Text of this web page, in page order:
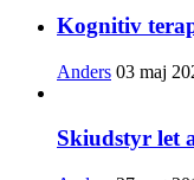
Kognitiv
Anders 03 maj
Skiudstyr let